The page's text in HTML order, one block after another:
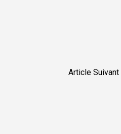
Article Suivant